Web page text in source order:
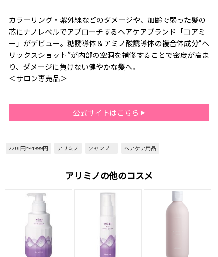
カラーリング・紫外線などのダメージや、加齢で弱った髪の
芯にナノレベルでアプローチするヘアケアブランド「コアミ
ー」がデビュー。糖誘導体＆アミノ酸誘導体の複合体成分“ヘ
リックスショット”が内部の空洞を補修することで密度が高ま
り、ダメージに負けない健やかな髪へ。
＜サロン専売品＞
公式サイトはこちら
2201円～4999円 アリミノ シャンプー ヘアケア用品
アリミノの他のコスメ